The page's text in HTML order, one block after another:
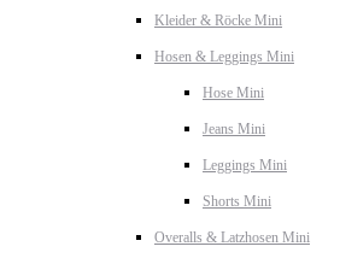
Kleider & Röcke Mini
Hosen & Leggings Mini
Hose Mini
Jeans Mini
Leggings Mini
Shorts Mini
Overalls & Latzhosen Mini